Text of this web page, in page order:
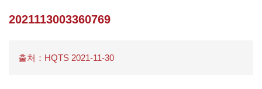
2021113003360769
출처：HQTS 2021-11-30